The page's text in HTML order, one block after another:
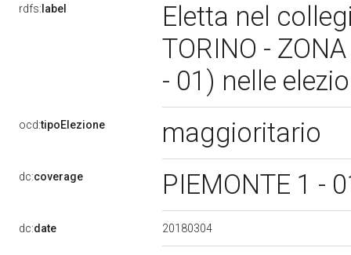
rdfs: label
Eletta nel
TORINO -
- 01) nelle
ocd:tipoElezione maggioritario
dc:coverage PIEMONTE 1 -
dc:date 20180304